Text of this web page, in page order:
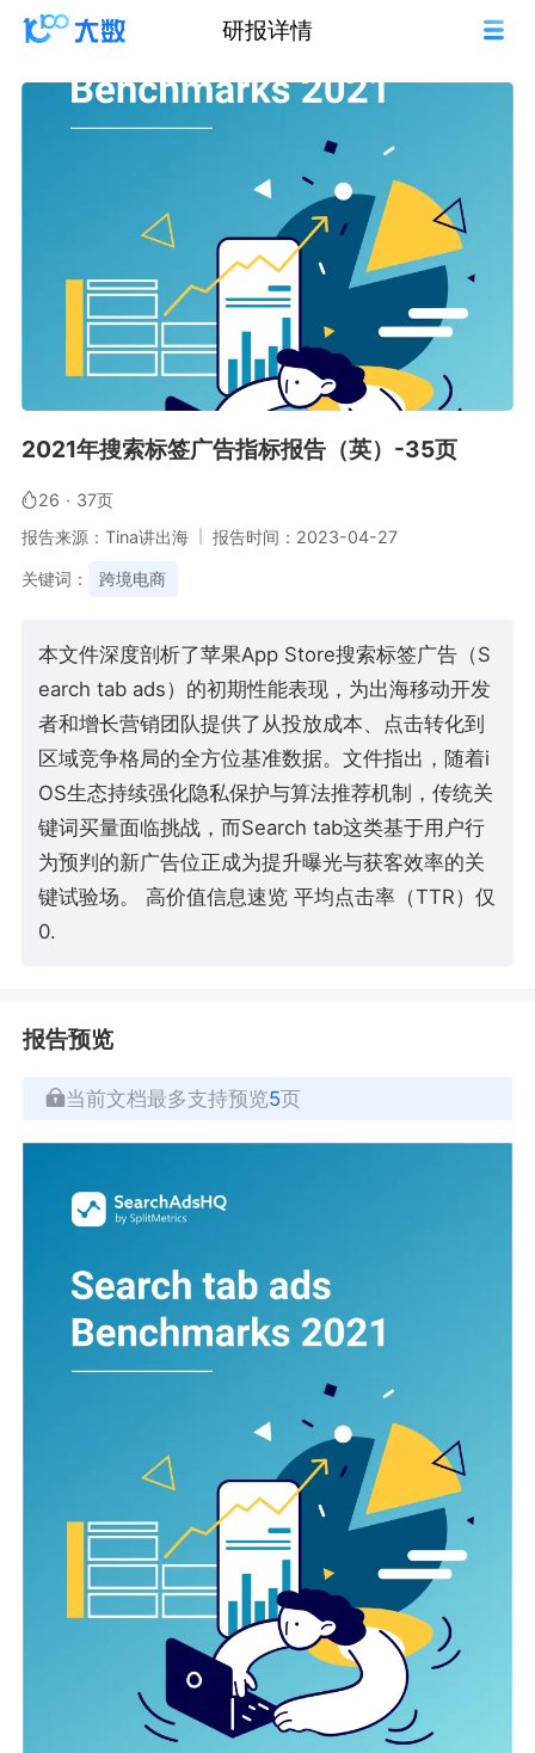
研报详情
2021年搜索标签广告指标报告（英）-35页
26 · 37页
报告来源：Tina讲出海
报告时间：2023-04-27
关键词： 跨境电商
本文件深度剖析了苹果App Store搜索标签广告（S
earch tab ads）的初期性能表现，为出海移动开发
者和增长营销团队提供了从投放成本、点击转化到
区域竞争格局的全方位基准数据。文件指出，随着i
OS生态持续强化隐私保护与算法推荐机制，传统关
键词买量面临挑战，而Search tab这类基于用户行
为预判的新广告位正成为提升曝光与获客效率的关
键试验场。 高价值信息速览 平均点击率（TTR）仅
0.
报告预览
当前文档最多支持预览5页